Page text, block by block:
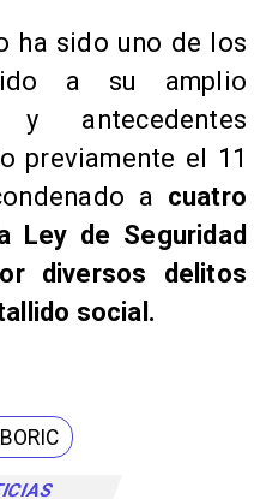
ha sido uno de los
a su amplio
antecedentes
previamente el 11
a cuatro
Ley de Seguridad
diversos delitos
social.